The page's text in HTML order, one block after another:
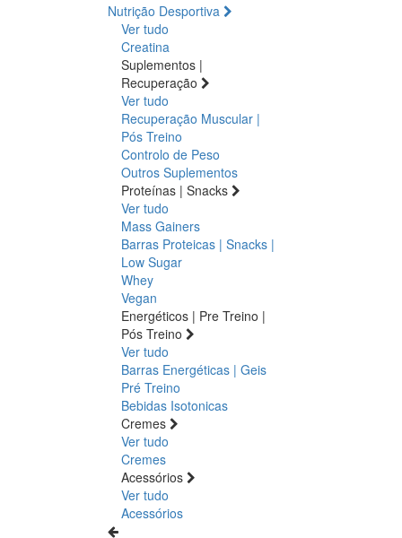
Nutrição Desportiva
Ver tudo
Creatina
Suplementos |
Recuperação
Ver tudo
Recuperação Muscular |
Pós Treino
Controlo de Peso
Outros Suplementos
Proteínas | Snacks
Ver tudo
Mass Gainers
Barras Proteicas | Snacks |
Low Sugar
Whey
Vegan
Energéticos | Pre Treino |
Pós Treino
Ver tudo
Barras Energéticas | Geis
Pré Treino
Bebidas Isotonicas
Cremes
Ver tudo
Cremes
Acessórios
Ver tudo
Acessórios